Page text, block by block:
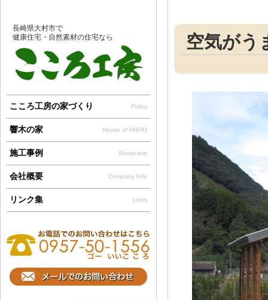
空気がう
長崎県大村市で
健康住宅・自然素材の住宅なら
こころ工房の家づくり Policy
響木の家 House of HIBIKI
施工事例 Showcase
会社概要 Company Info
リンク集 Links